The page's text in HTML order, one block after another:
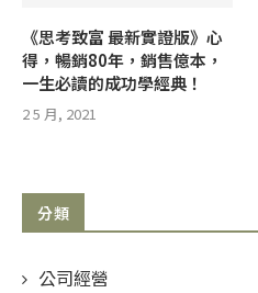
《思考致富 最新實證版》心
得，暢銷80年，銷售億本，
一生必讀的成功學經典！
2 5 月, 2021
分類
公司經營